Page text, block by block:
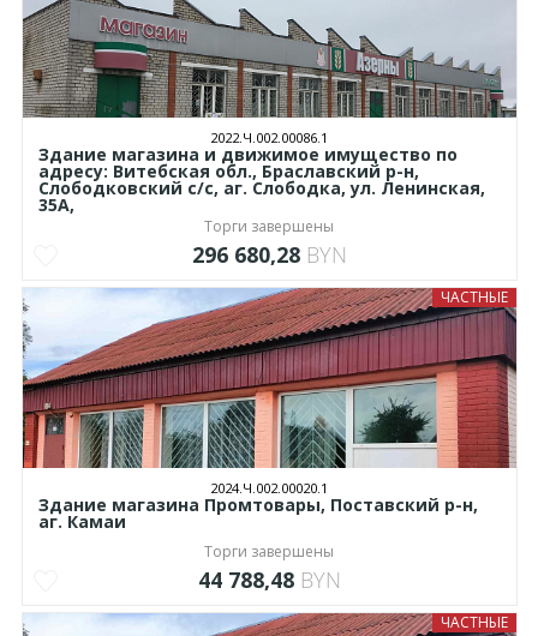
2022.Ч.002.00086.1
Здание магазина и движимое имущество по
адресу: Витебская обл., Браславский р-н,
Слободковский с/с, аг. Слободка, ул. Ленинская,
35А,
Торги завершены
296 680,28 BYN
ЧАСТНЫЕ
2024.Ч.002.00020.1
Здание магазина Промтовары, Поставский р-н,
аг. Камаи
Торги завершены
44 788,48 BYN
ЧАСТНЫЕ